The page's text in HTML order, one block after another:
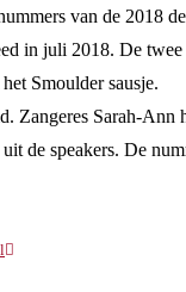
van de 2018
in juli 2018. De
Smoulder sausje.
Zangeres Sarah-Ann
de speakers. De